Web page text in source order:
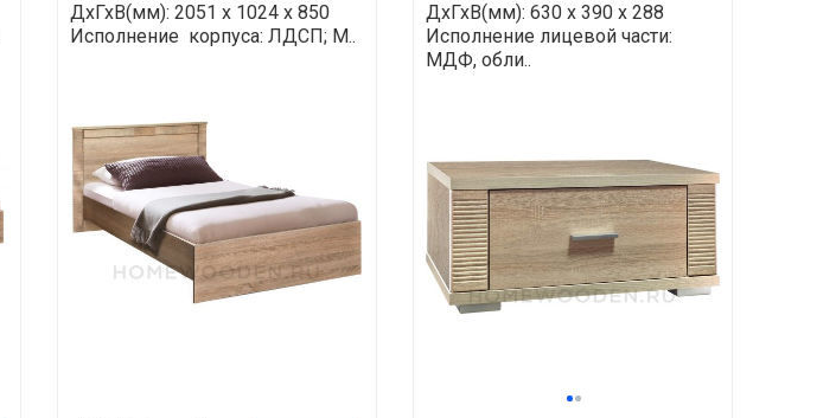
ДхГхВ(мм): 2051 х 1024 х 850
Исполнение корпуса: ЛДСП; М..
ДхГхВ(мм): 630 х 390 х 288
Исполнение лицевой части:
МДФ, обли..